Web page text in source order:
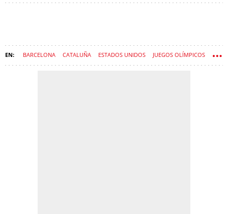
BARCELONA CATALUÑA ESTADOS UNIDOS JUEGOS OLÍMPICOS